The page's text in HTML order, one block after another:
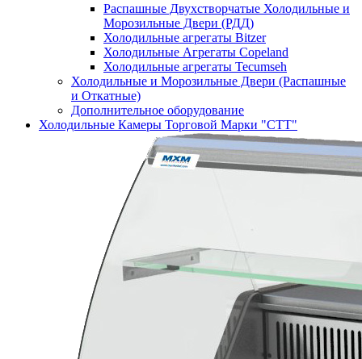
Распашные Двухстворчатые Холодильные и
Морозильные Двери (РДД)
Холодильные агрегаты Bitzer
Холодильные Агрегаты Copeland
Холодильные агрегаты Tecumseh
Холодильные и Морозильные Двери (Распашные
и Откатные)
Дополнительное оборудование
Холодильные Камеры Торговой Марки "СТТ"